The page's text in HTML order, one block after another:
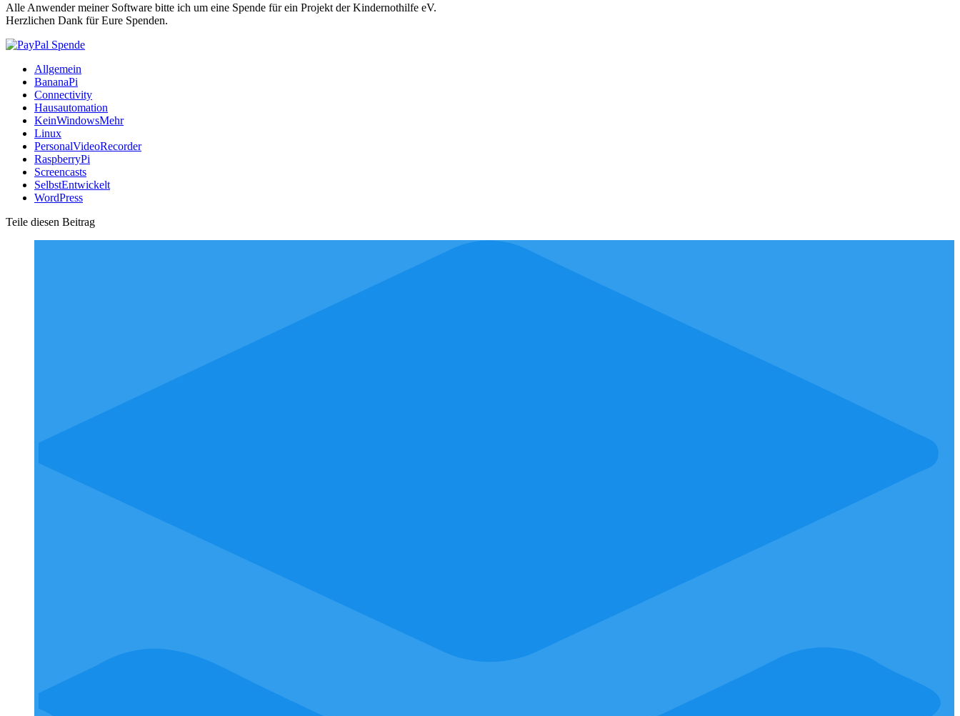
Alle Anwender meiner Software bitte ich um eine Spende für ein Projekt der Kindernothilfe eV.
Herzlichen Dank für Eure Spenden.
Allgemein
BananaPi
Connectivity
Hausautomation
KeinWindowsMehr
Linux
PersonalVideoRecorder
RaspberryPi
Screencasts
SelbstEntwickelt
WordPress
Teile diesen Beitrag